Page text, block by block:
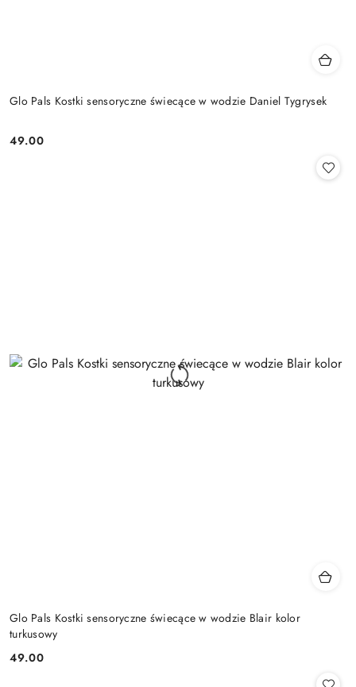
Glo Pals Kostki sensoryczne świecące w wodzie Daniel Tygrysek
Cena:
49.00
Glo Pals Kostki sensoryczne świecące w wodzie Blair kolor
turkusowy
Cena:
49.00